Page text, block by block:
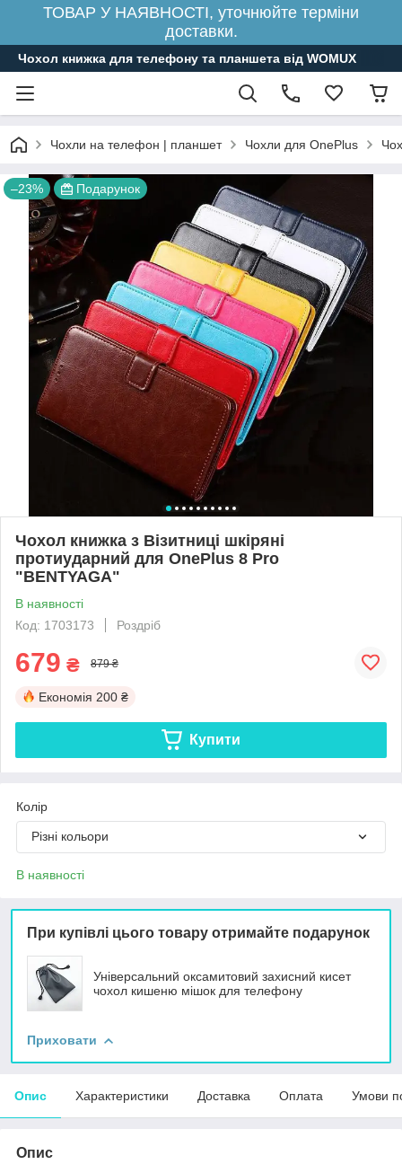
ТОВАР У НАЯВНОСТІ, уточнюйте терміни
доставки.
Чохол книжка для телефону та планшета від WOMUX
Чохли на телефон | планшет Чохли для OnePlus
–23% Подарунок
Чохол книжка з Візитниці шкіряні
протиударний для OnePlus 8 Pro
"BENTYAGA"
В наявності
Код: 1703173
Роздріб
679 ₴ 879 ₴
Економія 200 ₴
Купити
Колір
Різні кольори
В наявності
При купівлі цього товару отримайте подарунок
Універсальний оксамитовий захисний кисет
чохол кишеню мішок для телефону
Приховати
Опис Характеристики Доставка Оплата Умови
Опис